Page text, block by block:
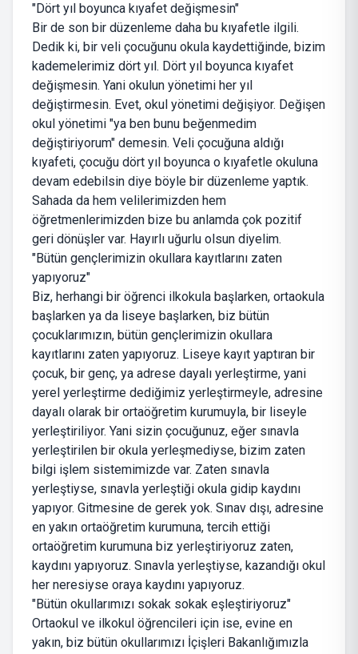
"Dört yıl boyunca kıyafet değişmesin"
Bir de son bir düzenleme daha bu kıyafetle ilgili.
Dedik ki, bir veli çocuğunu okula kaydettiğinde, bizim
kademelerimiz dört yıl. Dört yıl boyunca kıyafet
değişmesin. Yani okulun yönetimi her yıl
değiştirmesin. Evet, okul yönetimi değişiyor. Değişen
okul yönetimi "ya ben bunu beğenmedim
değiştiriyorum" demesin. Veli çocuğuna aldığı
kıyafeti, çocuğu dört yıl boyunca o kıyafetle okuluna
devam edebilsin diye böyle bir düzenleme yaptık.
Sahada da hem velilerimizden hem
öğretmenlerimizden bize bu anlamda çok pozitif
geri dönüşler var. Hayırlı uğurlu olsun diyelim.
"Bütün gençlerimizin okullara kayıtlarını zaten
yapıyoruz"
Biz, herhangi bir öğrenci ilkokula başlarken, ortaokula
başlarken ya da liseye başlarken, biz bütün
çocuklarımızın, bütün gençlerimizin okullara
kayıtlarını zaten yapıyoruz. Liseye kayıt yaptıran bir
çocuk, bir genç, ya adrese dayalı yerleştirme, yani
yerel yerleştirme dediğimiz yerleştirmeyle, adresine
dayalı olarak bir ortaöğretim kurumuyla, bir liseyle
yerleştiriliyor. Yani sizin çocuğunuz, eğer sınavla
yerleştirilen bir okula yerleşmediyse, bizim zaten
bilgi işlem sistemimizde var. Zaten sınavla
yerleştiyse, sınavla yerleştiği okula gidip kaydını
yapıyor. Gitmesine de gerek yok. Sınav dışı, adresine
en yakın ortaöğretim kurumuna, tercih ettiği
ortaöğretim kurumuna biz yerleştiriyoruz zaten,
kaydını yapıyoruz. Sınavla yerleştiyse, kazandığı okul
her neresiyse oraya kaydını yapıyoruz.
"Bütün okullarımızı sokak sokak eşleştiriyoruz"
Ortaokul ve ilkokul öğrencileri için ise, evine en
yakın, biz bütün okullarımızı İçişleri Bakanlığımızla